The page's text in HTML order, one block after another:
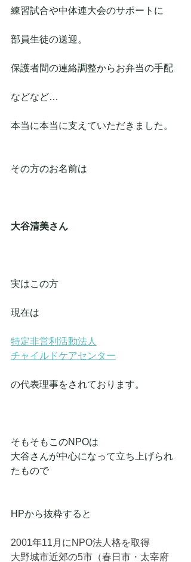
練習試合や中体連大会のサポートに
部員生徒の送迎。
保護者間の連絡調整からお弁当の手配
などなど…
本当に本当に支えていただきました。
その方のお名前は
大谷清美さん
実はこの方
現在は
特定非営利活動法人
チャイルドケアセンター
の代表理事をされております。
そもそもこのNPOは
大谷さんが中心になって立ち上げられ
たもので
HPから抜粋すると
2001年11月にNPO法人格を取得
大野城市近郊の5市（春日市・太宰府